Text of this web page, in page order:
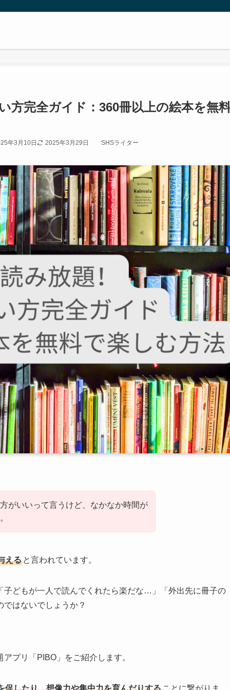
方完全ガイド：360冊以上の絵本を無
年3月10日 2025年3月29日 SHSライター
がいいって言うけど、なかなか時間が
える と言われています。
どもが一人で読んでくれたら楽だな…」「外出先に冊子の
はないでしょうか？
プリ「PIBO」をご紹介します。
促したり、想像力や集中力を育んだりする ことに繋がりま